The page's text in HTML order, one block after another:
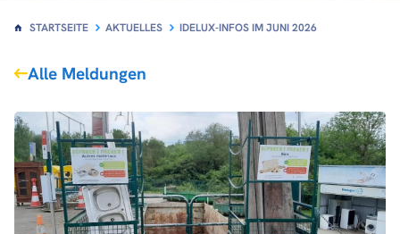
STARTSEITE AKTUELLES IDELUX-INFOS IM JUNI 2026
Alle Meldungen